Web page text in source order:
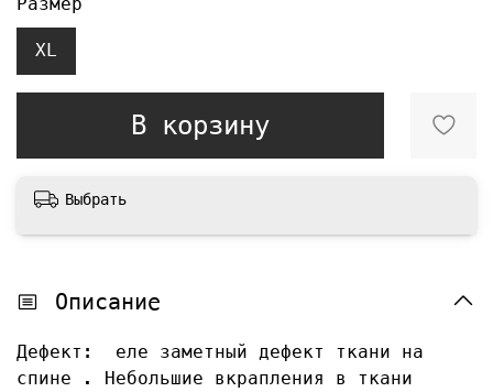
В корзину
XL
Выбрать
Описание
Дефект: еле заметный дефект ткани на
спине . Небольшие вкрапления в ткани